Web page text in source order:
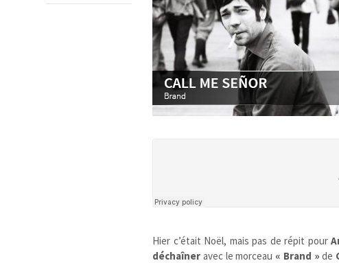
Hier c’était Noël, mais pas de répit pour
déchaîner avec le morceau « Brand » de